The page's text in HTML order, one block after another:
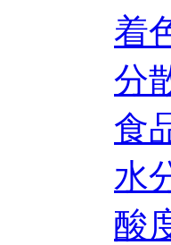
着
分
食
水
酸